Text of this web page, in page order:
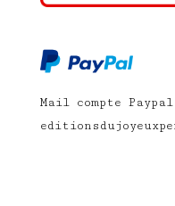
Mail compte